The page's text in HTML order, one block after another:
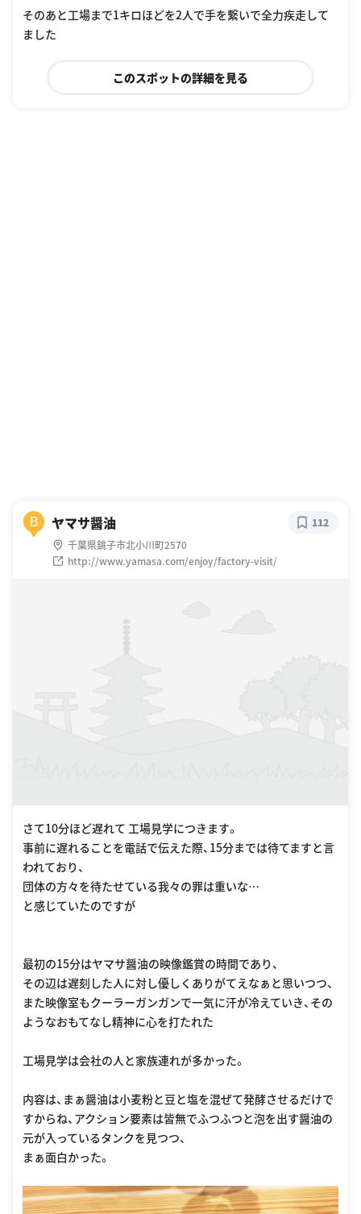
そのあと工場まで1キロほどを2人で手を繋いで全力疾走して
ました
このスポットの詳細を見る
B ヤマサ醤油
千葉県銚子市北小川町2570
http://www.yamasa.com/enjoy/factory-visit/
112
さて10分ほど遅れて 工場見学につきます。
事前に遅れることを電話で伝えた際、15分までは待てますと言
われており、
団体の方々を待たせている我々の罪は重いな…
と感じていたのですが
最初の15分はヤマサ醤油の映像鑑賞の時間であり、
その辺は遅刻した人に対し優しくありがてえなぁと思いつつ、
また映像室もクーラーガンガンで一気に汗が冷えていき、その
ようなおもてなし精神に心を打たれた
工場見学は会社の人と家族連れが多かった。
内容は、まぁ醤油は小麦粉と豆と塩を混ぜて発酵させるだけで
すからね、アクション要素は皆無でふつふつと泡を出す醤油の
元が入っているタンクを見つつ、
まぁ面白かった。